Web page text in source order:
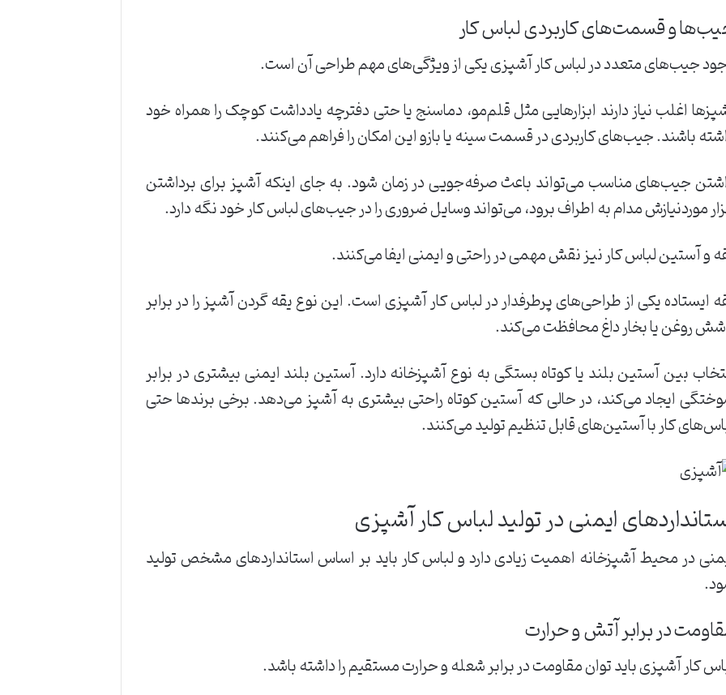
و قسمت‌های کاربردی لباس کار
جیب‌های متعدد در لباس کار آشپزی یکی از ویژگی‌های مهم طراحی آن است.
اغلب نیاز دارند ابزارهایی مثل قلم‌مو، دماسنج یا حتی دفترچه یادداشت کوچک را همراه خود
باشند. جیب‌های کاربردی در قسمت سینه یا بازو این امکان را فراهم می‌کنند.
جیب‌های مناسب می‌تواند باعث صرفه‌جویی در زمان شود. به جای اینکه آشپز برای برداشتن
موردنیازش مدام به اطراف برود، می‌تواند وسایل ضروری را در جیب‌های لباس کار خود نگه دارد.
و آستین لباس کار نیز نقش مهمی در راحتی و ایمنی ایفا می‌کنند.
ایستاده یکی از طراحی‌های پرطرفدار در لباس کار آشپزی است. این نوع یقه گردن آشپز را در برابر
روغن یا بخار داغ محافظت می‌کند.
بین آستین بلند یا کوتاه بستگی به نوع آشپزخانه دارد. آستین بلند ایمنی بیشتری در برابر
ایجاد می‌کند، در حالی که آستین کوتاه راحتی بیشتری به آشپز می‌دهد. برخی برندها حتی
کار با آستین‌های قابل تنظیم تولید می‌کنند.
ایمنی در تولید لباس کار آشپزی
در محیط آشپزخانه اهمیت زیادی دارد و لباس کار باید بر اساس استانداردهای مشخص تولید
در برابر آتش و حرارت
کار آشپزی باید توان مقاومت در برابر شعله و حرارت مستقیم را داشته باشد.